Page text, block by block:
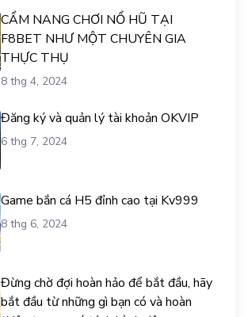
CẨM NANG CHƠI NỔ HŨ TẠI
F8BET NHƯ MỘT CHUYÊN GIA
THỰC THỤ
8 thg 4, 2024
Đăng ký và quản lý tài khoản OKVIP
6 thg 7, 2024
Game bắn cá H5 đỉnh cao tại Kv999
8 thg 6, 2024
Đừng chờ đợi hoàn hảo để bắt đầu, hãy
bắt đầu từ những gì bạn có và hoàn